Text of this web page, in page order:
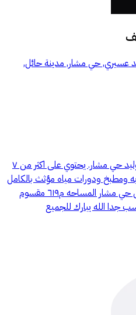
عسيري, حي مشار, مدينة حائل,
بيت دور مسلح قسمين بمخطط الوليد حي مشار. يحتوي على اكثر من ٧
ودورات مياه مؤثث بالكامل
في حائل مقابل حي المصيف في حائل حي مشار المساحه م٦١٩ مقسوم
جدا الله يبارك للجميع